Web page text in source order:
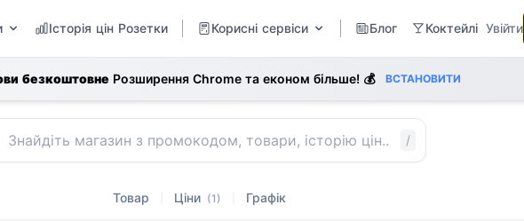
Історія цін Розетки Корисні сервіси Блог Коктейлі Увійти
безкоштовне Розширення Chrome та економ більше! 💰 ВСТАНОВИТИ
/
Товар Ціни (1) Графік